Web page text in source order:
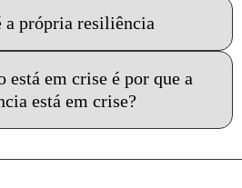
a própria resiliência
está em crise é por que a
está em crise?